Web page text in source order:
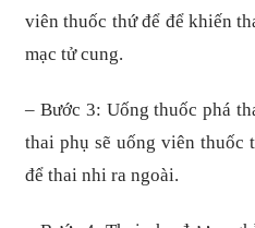
viên thuốc thứ để để khiến
mạc tử cung.
– Bước 3: Uống thuốc phá
thai phụ sẽ uống viên
để thai nhi ra ngoài.